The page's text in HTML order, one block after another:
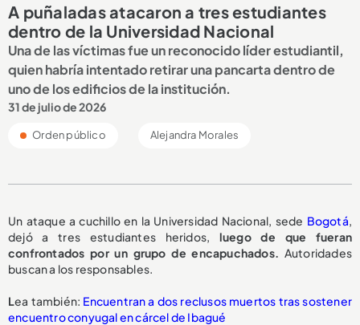
A puñaladas atacaron a tres estudiantes
dentro de la Universidad Nacional
Una de las víctimas fue un reconocido líder estudiantil,
quien habría intentado retirar una pancarta dentro de
uno de los edificios de la institución.
31 de julio de 2026
Orden público Alejandra Morales
Un ataque a cuchillo en la Universidad Nacional, sede Bogotá,
dejó a tres estudiantes heridos, luego de que fueran
confrontados por un grupo de encapuchados. Autoridades
buscan a los responsables.
Lea también: Encuentran a dos reclusos muertos tras sostener
encuentro conyugal en cárcel de Ibagué